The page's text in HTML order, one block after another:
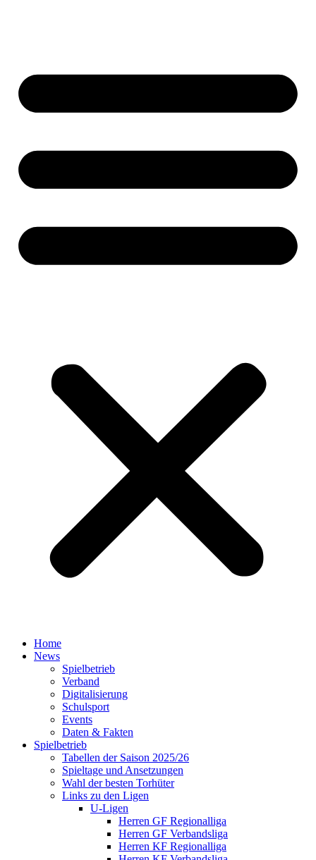
Home
News
Spielbetrieb
Verband
Digitalisierung
Schulsport
Events
Daten & Fakten
Spielbetrieb
Tabellen der Saison 2025/26
Spieltage und Ansetzungen
Wahl der besten Torhüter
Links zu den Ligen
U-Ligen
Herren GF Regionalliga
Herren GF Verbandsliga
Herren KF Regionalliga